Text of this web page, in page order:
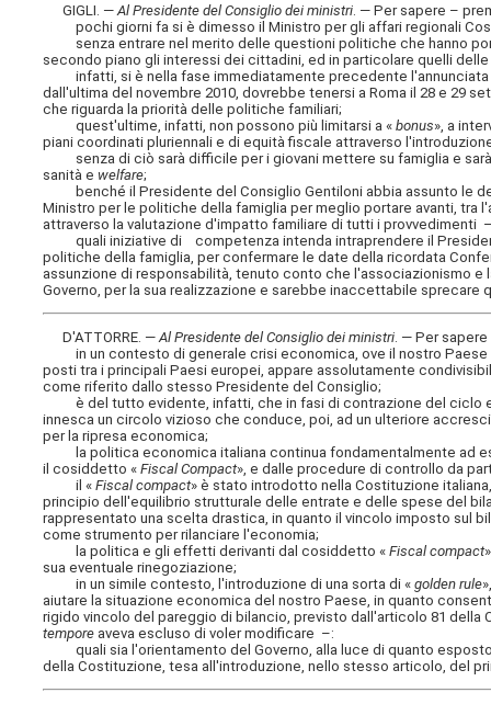
GIGLI. —Al Presidente del Consiglio dei ministri . — Per sapere –
pochi giorni fa si è dimesso il Ministro per gli affari regionali
senza entrare nel merito delle questioni politiche che hanno
secondo piano gli interessi dei cittadini, ed in particolare quelli
infatti, si è nella fase immediatamente precedente l'annunciata
dall'ultima del novembre 2010, dovrebbe tenersi a Roma il 28 e 29
che riguarda la priorità delle politiche familiari;
quest'ultime, infatti, non possono più limitarsi a « bonus», a
piani coordinati pluriennali e di equità fiscale attraverso
senza di ciò sarà difficile per i giovani mettere su famiglia e sarà
sanità ewelfare;
benché il Presidente del Consiglio Gentiloni abbia assunto le
Ministro per le politiche della famiglia per meglio portare avanti,
attraverso la valutazione d'impatto familiare di tutti i provvedimenti
quali iniziative di competenza intenda intraprendere il
politiche della famiglia, per confermare le date della ricordata
assunzione di responsabilità, tenuto conto che l'associazionismo
Governo, per la sua realizzazione e sarebbe inaccettabile sprecare
D'ATTORRE. —Al Presidente del Consiglio dei ministri. — Per
in un contesto di generale crisi economica, ove il nostro Paese
posti tra i principali Paesi europei, appare assolutamente
come riferito dallo stesso Presidente del Consiglio;
è del tutto evidente, infatti, che in fasi di contrazione del ciclo
innesca un circolo vizioso che conduce, poi, ad un ulteriore
per la ripresa economica;
la politica economica italiana continua fondamentalmente ad
il cosiddetto « Fiscal Compact», e dalle procedure di controllo da
il « Fiscal compact» è stato introdotto nella Costituzione
principio dell'equilibrio strutturale delle entrate e delle spese del
rappresentato una scelta drastica, in quanto il vincolo imposto sul
come strumento per rilanciare l'economia;
la politica e gli effetti derivanti dal cosiddetto « Fiscal compact
sua eventuale rinegoziazione;
in un simile contesto, l'introduzione di una sorta di « golden rule
aiutare la situazione economica del nostro Paese, in quanto
rigido vincolo del pareggio di bilancio, previsto dall'articolo 81
tempore aveva escluso di voler modificare –:
quali sia l'orientamento del Governo, alla luce di quanto esposto
della Costituzione, tesa all'introduzione, nello stesso articolo, del